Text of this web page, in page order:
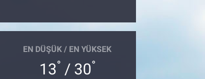
EN DÜŞÜK / EN YÜKSEK
13° / 30°